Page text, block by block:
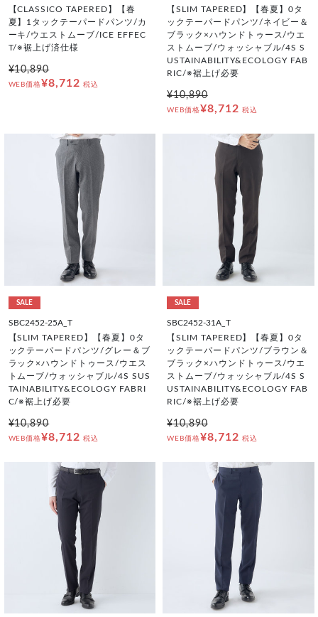
【CLASSICO TAPERED】【春
夏】1タックテーパードパンツ/カ
ーキ/ウエストムーブ/ICE EFFEC
T/※裾上げ済仕様
¥10,890
WEB価格¥8,712 税込
【SLIM TAPERED】【春夏】0タ
ックテーパードパンツ/ネイビー＆
ブラック×ハウンドトゥース/ウエ
ストムーブ/ウォッシャブル/4S S
USTAINABILITY&ECOLOGY FAB
RIC/※裾上げ必要
¥10,890
WEB価格¥8,712 税込
SALE
SBC2452-25A_T
【SLIM TAPERED】【春夏】0タ
ックテーパードパンツ/グレー＆ブ
ラック×ハウンドトゥース/ウエス
トムーブ/ウォッシャブル/4S SUS
TAINABILITY&ECOLOGY FABRI
C/※裾上げ必要
¥10,890
WEB価格¥8,712 税込
SALE
SBC2452-31A_T
【SLIM TAPERED】【春夏】0タ
ックテーパードパンツ/ブラウン＆
ブラック×ハウンドトゥース/ウエ
ストムーブ/ウォッシャブル/4S S
USTAINABILITY&ECOLOGY FAB
RIC/※裾上げ必要
¥10,890
WEB価格¥8,712 税込